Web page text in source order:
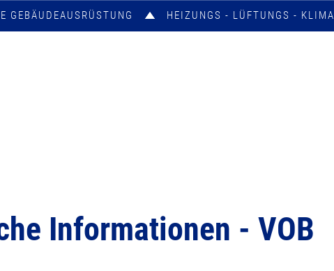
GEBÄUDEAUSRÜSTUNG HEIZUNGS - LÜFTUNGS -
Informationen - VOB